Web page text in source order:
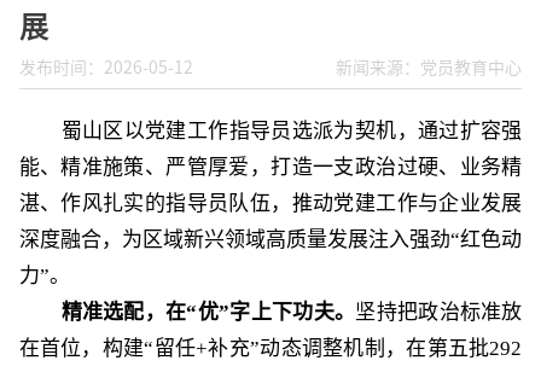
展
发布时间：2026-05-12 新闻来源：党员教育中心
蜀山区 以党建工作指导员选派为契机，通过扩容强
能、精准施策、严管厚爱，打造一支政治过硬、业务精
湛、作风扎实的指导员队伍，推动党建工作与企业发展
深度融合，为区域新兴领域高质量发展注入强劲“红色动
力”。
精准选配，在“优”字上下功夫。 坚持把政治标准放
在首位，构建“留任+补充”动态调整机制，在第五批292